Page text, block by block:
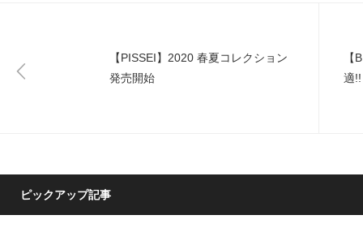
【PISSEI】2020 春夏コレクション
発売開始
【
適
ピックアップ記事